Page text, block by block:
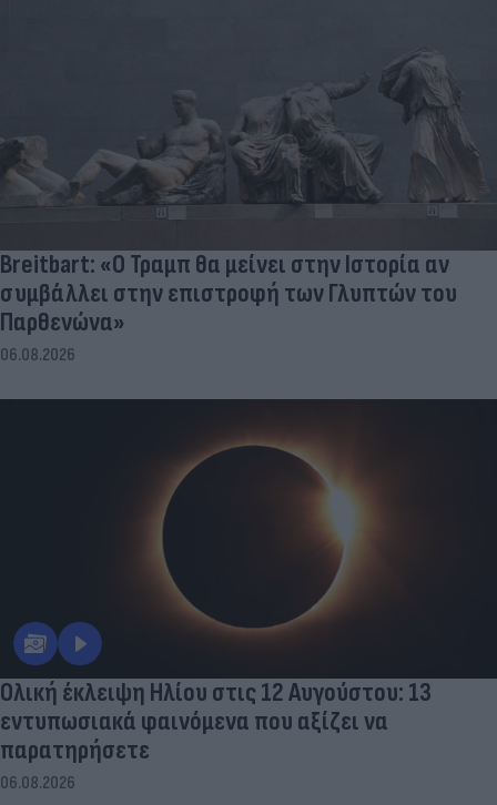
Breitbart: «Ο Τραμπ θα μείνει στην Ιστορία αν
συμβάλλει στην επιστροφή των Γλυπτών του
Παρθενώνα»
06.08.2026
Ολική έκλειψη Ηλίου στις 12 Αυγούστου: 13
εντυπωσιακά φαινόμενα που αξίζει να
παρατηρήσετε
06.08.2026